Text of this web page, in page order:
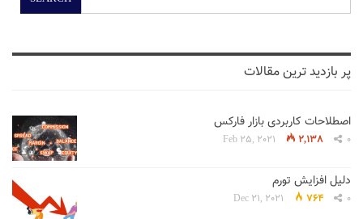
پر بازدید ترین مقالات
اصطلاحات کاربردی بازار فارکس
Feb 25, 2021 2,138 0
دلیل افزایش تورم
Dec 21, 2021 764 0